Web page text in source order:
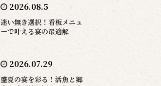
2026.08.5
迷い無き選択！看板メニュ
ーで叶える宴の最適解
2026.07.29
盛夏の宴を彩る！活魚と郷